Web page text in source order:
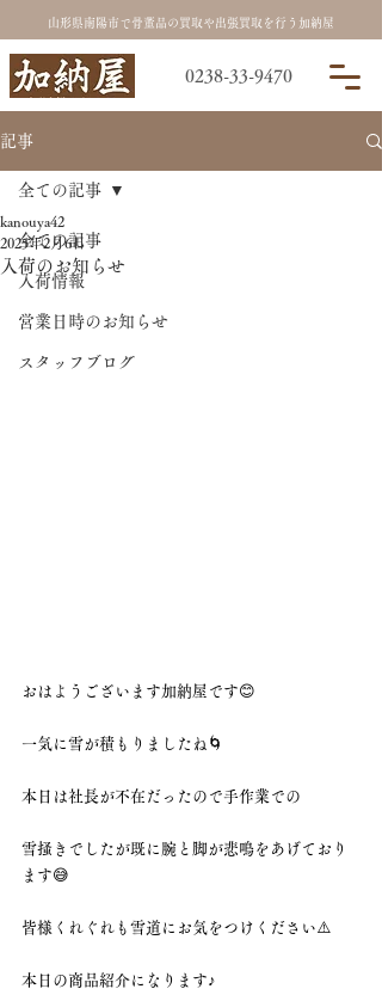
0238-33-9470
山形県南陽市で骨董品の買取や出張買取を行う加納屋
記事
全ての記事
入荷情報
営業日時のお知らせ
スタッフブログ
全ての記事
入荷のお知らせ
kanouya42
2025年2月6日
おはようございます加納屋です😊
一気に雪が積もりましたね🌀
本日は社長が不在だったので手作業での
雪掻きでしたが既に腕と脚が悲鳴をあげており
ます😅
皆様くれぐれも雪道にお気をつけください⚠️
本日の商品紹介になります♪